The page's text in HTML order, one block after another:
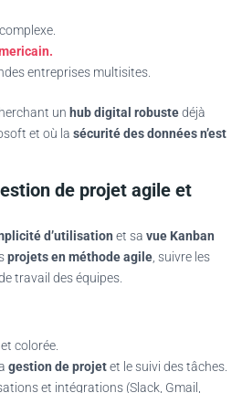
entreprises multisites.
un hub digital robustedéjà
et où la sécurité des données n’est
de projet agile et
d’utilisation et sa vue Kanban
projets en méthode agile , suivre les
travail des équipes.
colorée.
gestion de projetet le suivi des tâches.
et intégrations (Slack, Gmail,